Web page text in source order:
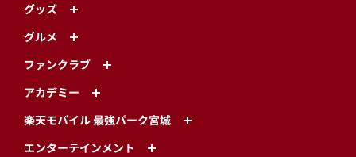
グッズ
グルメ
ファンクラブ
アカデミー
楽天モバイル 最強パーク宮城
エンターテインメント